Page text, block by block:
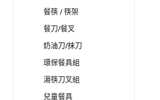
餐筷 / 筷架
餐刀/餐叉
奶油刀/抹刀
環保餐具組
湯筷刀叉組
兒童餐具